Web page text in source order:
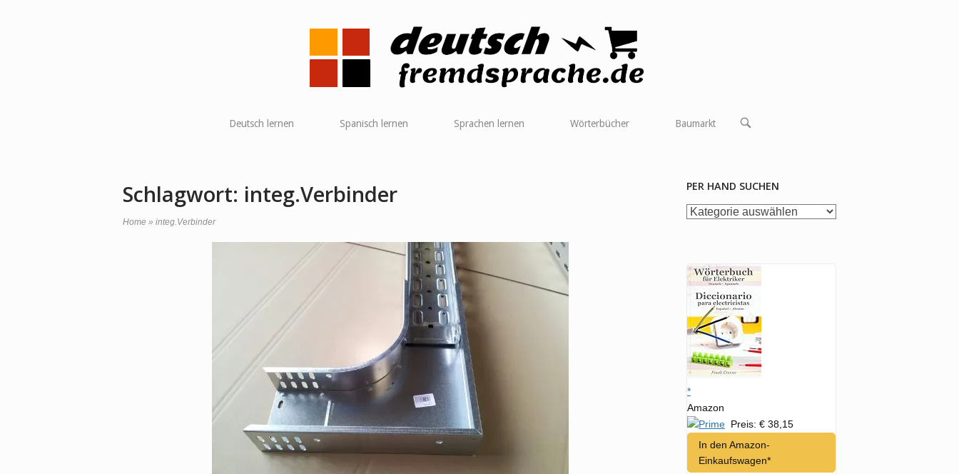
Home
Deutsch lernen Spanisch lernen Sprachen lernen Wörterbücher Baumarkt
OPEN
Schlagwort: integ.Verbinder
Home » integ.Verbinder
PER HAND SUCHEN
per
*
Amazon
Preis: € 38,15
In den Amazon-
Einkaufswagen*